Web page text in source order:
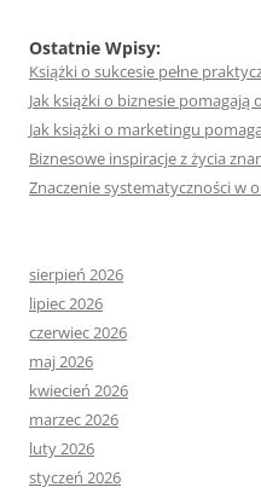
Ostatnie Wpisy:
Książki o sukcesie pełne
Jak książki o biznesie pomagają
Jak książki o marketingu
Biznesowe inspiracje z życia
Znaczenie systematyczności w
sierpień 2026
lipiec 2026
czerwiec 2026
maj 2026
kwiecień 2026
marzec 2026
luty 2026
styczeń 2026